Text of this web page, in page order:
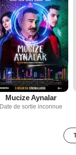
Mucize Aynalar
Date de sortie inconnue